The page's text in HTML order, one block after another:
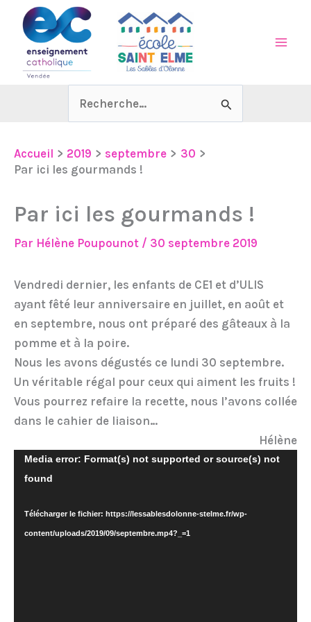
contenu
Rechercher :
Accueil 2019 septembre
30
Par ici les gourmands !
Par ici les gourmands !
Par Hélène Poupounot / 30 septembre 2019
Vendredi dernier, les enfants de CE1 et d’ULIS
ayant fêté leur anniversaire en juillet, en août et
en septembre, nous ont préparé des gâteaux à la
pomme et à la poire.
Nous les avons dégustés ce lundi 30 septembre.
Un véritable régal pour ceux qui aiment les fruits !
Vous pourrez refaire la recette, nous l’avons collée
dans le cahier de liaison…
Hélène
Lecteur
vidéo
Media error: Format(s) not supported or source(s) not
found
Télécharger le fichier: https://lessablesdolonne-stelme.fr/wp-
content/uploads/2019/09/septembre.mp4?_=1